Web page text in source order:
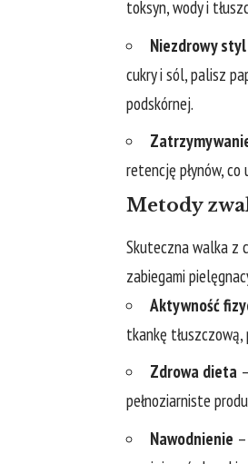
toksyn, wody i
Niezdrowy
cukry i sól, palisz
podskórnej.
retencję płynów,
Metody
Skuteczna walka z
zabiegami
Aktywność
tkankę
Zdrowa dieta
pełnoziarniste
Nawodnienie